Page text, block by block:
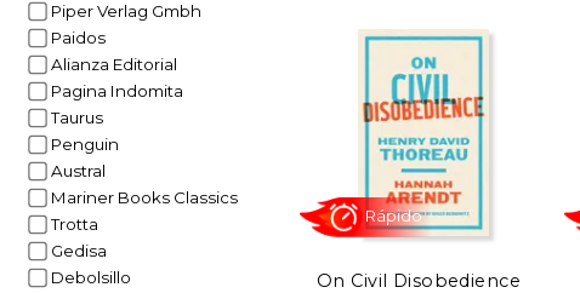
Piper Verlag Gmbh
Paidos
Alianza Editorial
Pagina Indomita
Taurus
Penguin
Austral
Mariner Books Classics
Trotta
Gedisa
Debolsillo
15%
dcto.
On Civil Disobedience